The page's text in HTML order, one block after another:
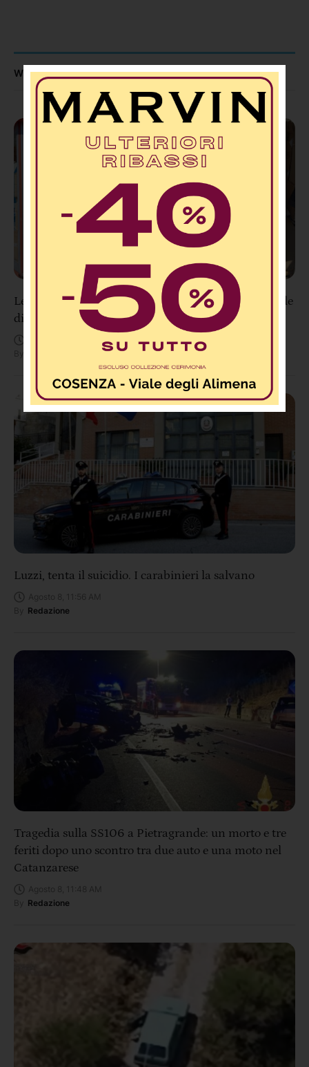
WHAT TO READ NEXT...
Lettere 2.0: “Ex Cabina Telecom davanti al Tribunale
di Cosenza diventa un dormitorio di fortuna”
Luzzi, tenta il suicidio. I carabinieri la salvano
Redazione
Tragedia sulla SS106 a Pietragrande: un morto e tre
feriti dopo uno scontro tra due auto e una moto nel
Catanzarese
Redazione